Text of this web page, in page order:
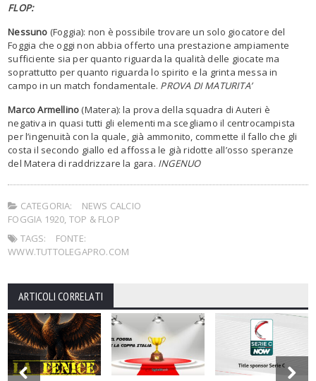
FLOP:
Nessuno (Foggia): non è possibile trovare un solo giocatore del
Foggia che oggi non abbia offerto una prestazione ampiamente
sufficiente sia per quanto riguarda la qualità delle giocate ma
soprattutto per quanto riguarda lo spirito e la grinta messa in
campo in un match fondamentale. PROVA DI MATURITA’
Marco Armellino (Matera): la prova della squadra di Auteri è
negativa in quasi tutti gli elementi ma scegliamo il centrocampista
per l’ingenuità con la quale, già ammonito, commette il fallo che gli
costa il secondo giallo ed affossa le già ridotte all’osso speranze
del Matera di raddrizzare la gara. INGENUO
CATEGORIA:
NEWS CALCIO
FOGGIA 1920, TOP & FLOP
TAGS:
FONTE:
WWW.TUTTOLEGAPRO.COM
ARTICOLI CORRELATI